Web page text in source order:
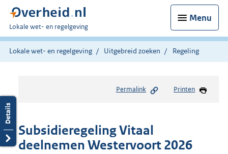
Menu
U
bent
hier:
Lokale wet- en regelgeving
Lokale wet- en regelgeving Uitgebreid zoeken Regeling
Permalink Printen
Subsidieregeling Vitaal
deelnemen Westervoort 2026